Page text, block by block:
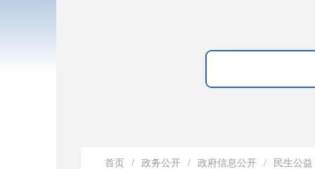
首页 / 政务公开 / 政府信息公开 / 民生公益